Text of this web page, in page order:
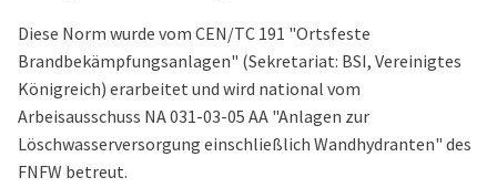
Diese Norm wurde vom CEN/TC 191 "Ortsfeste
Brandbekämpfungsanlagen" (Sekretariat: BSI, Vereinigtes
Königreich) erarbeitet und wird national vom
Arbeisausschuss NA 031-03-05 AA "Anlagen zur
Löschwasserversorgung einschließlich Wandhydranten" des
FNFW betreut.